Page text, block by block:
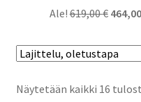
Ale!619,00€
hinta
464,00
Näytetään kaikki 16